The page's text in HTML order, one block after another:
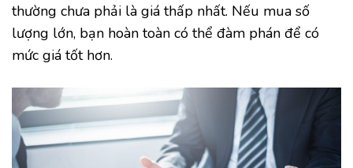
thường chưa phải là giá thấp nhất. Nếu mua số
lượng lớn, bạn hoàn toàn có thể đàm phán để có
mức giá tốt hơn.